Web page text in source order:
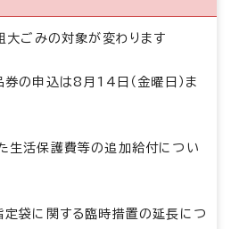
大ごみの対象が変わります
券の申込は8月14日（金曜日）ま
生活保護費等の追加給付につい
定袋に関する臨時措置の延長につ